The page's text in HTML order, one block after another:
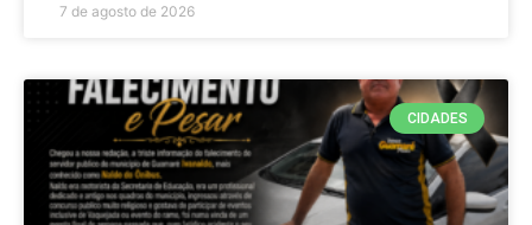
7 de agosto de 2026
CIDADES